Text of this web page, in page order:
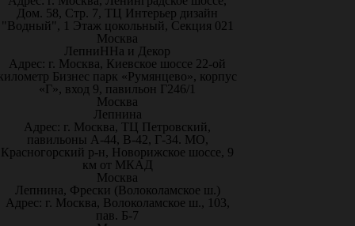
Дом. 58, Стр. 7, ТЦ Интерьер дизайн
"Водный", 1 Этаж цокольный, Секция 021
Москва
ЛепниННа и Декор
Адрес: г. Москва, Киевское шоссе 22-ой
Бизнес парк «Румянцево», корпус
«Г», вход 9, павильон Г246/1
Москва
Лепнина
Адрес: г. Москва, ТЦ Петровский,
павильоны А-44, В-42, Г-34. МО,
Красногорский р-н, Новорижское шоссе, 9
км от МКАД
Москва
Лепнина, Фрески (Волоколамское ш.)
Адрес: г. Москва, Волоколамское ш., 103,
пав. Б-7